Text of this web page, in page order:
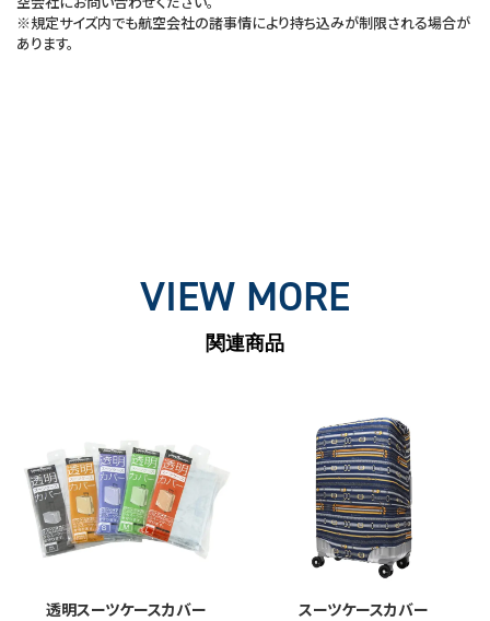
※規定サイズ内でも航空会社の諸事情により持ち込みが制限される場合が
あります。
VIEW MORE
関連商品
透明スーツケースカバー スーツケースカバー